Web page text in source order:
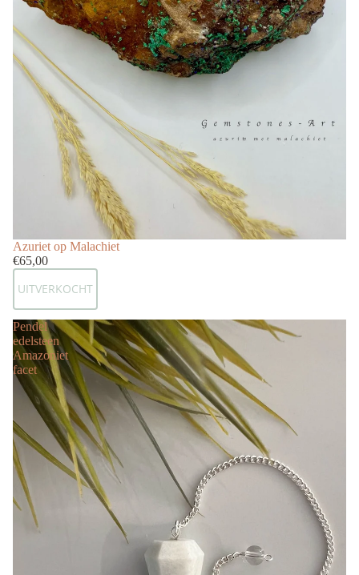
Uitverkocht
Azuriet op Malachiet
€65,00
UITVERKOCHT
Pendel
edelsteen
Amazoniet
facet